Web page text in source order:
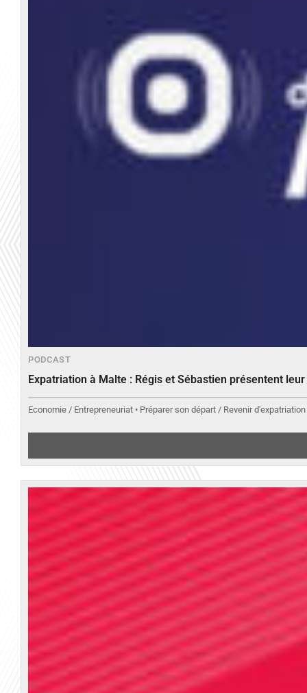
PODCAST
Expatriation à Malte : Régis et Sébastien présentent
Economie / Entrepreneuriat • Préparer son départ / Revenir d'expatriation